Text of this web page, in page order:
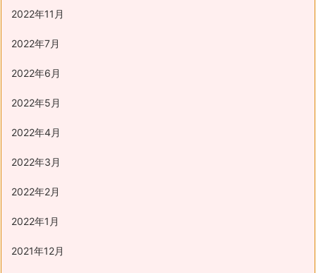
2022年11月
2022年7月
2022年6月
2022年5月
2022年4月
2022年3月
2022年2月
2022年1月
2021年12月